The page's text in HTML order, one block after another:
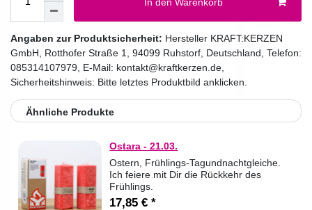
Angaben zur Produktsicherheit: Hersteller KRAFT:KERZEN
GmbH
Rotthofer Straße 1 94099 Ruhstorf Deutschland , Telefon:
085314107979 , E-Mail: kontakt@kraftkerzen.de
Sicherheitshinweis: Bitte letztes Produktbild anklicken.
Ähnliche Produkte
Ostara - 21.03.
Ostern, Frühlings-Tagundnachtgleiche.
Ich feiere mit Dir die Rückkehr des
Frühlings.
17,85 € *